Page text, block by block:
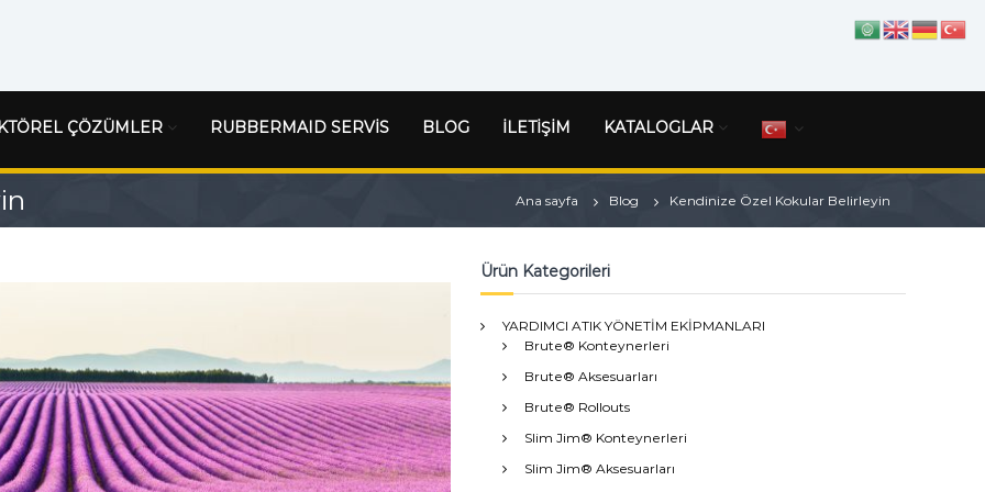
ÇÖZÜMLER RUBBERMAID SERVİS BLOG İLETİŞİM KATALOGLAR
Ana sayfa Blog Kendinize Özel Kokular Belirleyin
Ürün Kategorileri
YARDIMCI ATIK YÖNETİM EKİPMANLARI
Brute® Konteynerleri
Brute® Aksesuarları
Brute® Rollouts
Slim Jim® Konteynerleri
Slim Jim® Aksesuarları